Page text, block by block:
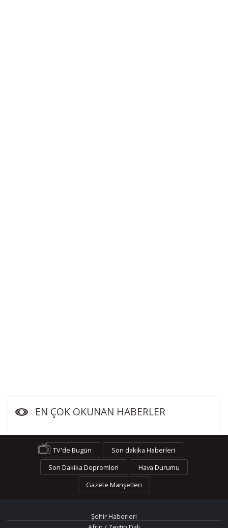
EN ÇOK OKUNAN HABERLER
TV'de Bugün
Son dakika Haberleri
Son Dakika Depremleri
Hava Durumu
Gazete Manşetleri
Şehir Haberleri